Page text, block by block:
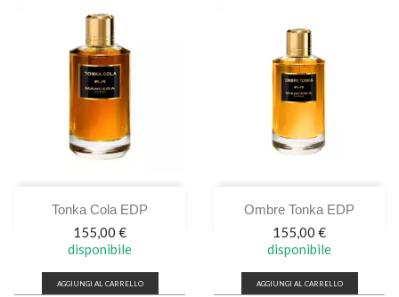
Tonka Cola EDP
Prezzo
155,00 €
disponibile
AGGIUNGI AL CARRELLO
Ombre Tonka EDP
Prezzo
155,00 €
disponibile
AGGIUNGI AL CARRELLO